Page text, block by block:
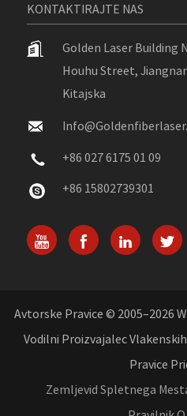
KONTAKTIRAJTE NAS
Golden Laser Building
Houhu Street,
Kitajska
+86 027 6175 01 09
+86 15802739301
Avtorske Pravice © 2005–2026
Vodilni Proizvajalec Vlakenskih
Pravice
Zemljevid Spletnega